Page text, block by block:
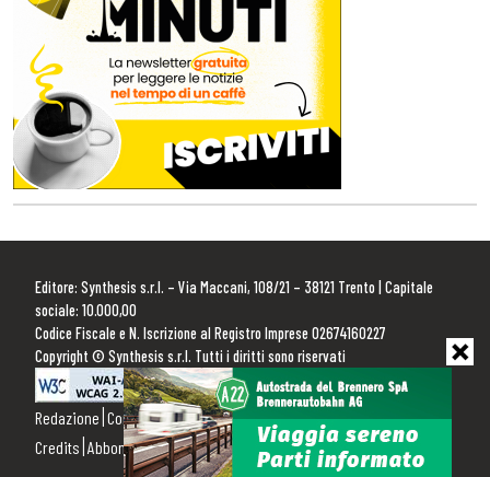
Editore: Synthesis s.r.l. – Via Maccani, 108/21 – 38121 Trento | Capitale
sociale: 10.000,00
Codice Fiscale e N. Iscrizione al Registro Imprese 02674160227
Copyright © Synthesis s.r.l. Tutti i diritti sono riservati
Redazione Contattaci Pubblicità Privacy Policy Cookie Policy
Credits Abbonamenti